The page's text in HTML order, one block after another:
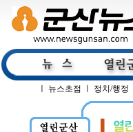
뉴스초점 정치/행정